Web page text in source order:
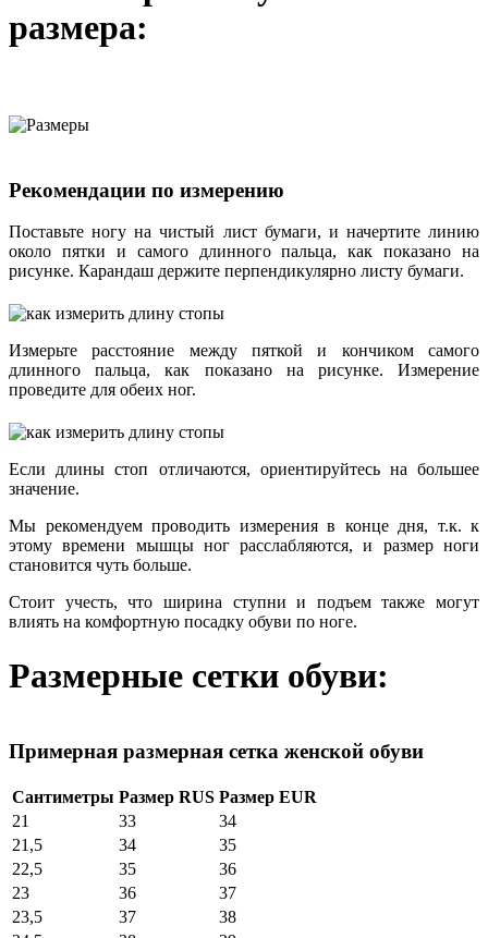
размера:
Рекомендации по измерению
Поставьте ногу на чистый лист бумаги, и начертите линию
около пятки и самого длинного пальца, как показано на
рисунке. Карандаш держите перпендикулярно листу бумаги.
Измерьте расстояние между пяткой и кончиком самого
длинного пальца, как показано на рисунке. Измерение
проведите для обеих ног.
Если длины стоп отличаются, ориентируйтесь на большее
значение.
Мы рекомендуем проводить измерения в конце дня, т.к. к
этому времени мышцы ног расслабляются, и размер ноги
становится чуть больше.
Стоит учесть, что ширина ступни и подъем также могут
влиять на комфортную посадку обуви по ноге.
Размерные сетки обуви:
Примерная размерная сетка женской обуви
Сантиметры Размер RUS Размер EUR
21
33
34
21,5
34
35
22,5
35
36
23
36
37
23,5
37
38